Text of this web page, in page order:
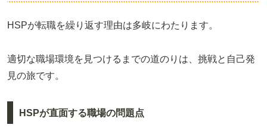
HSPが転職を繰り返す理由は多岐にわたります。
適切な職場環境を見つけるまでの道のりは、挑戦と自己発
見の旅です。
HSPが直面する職場の問題点